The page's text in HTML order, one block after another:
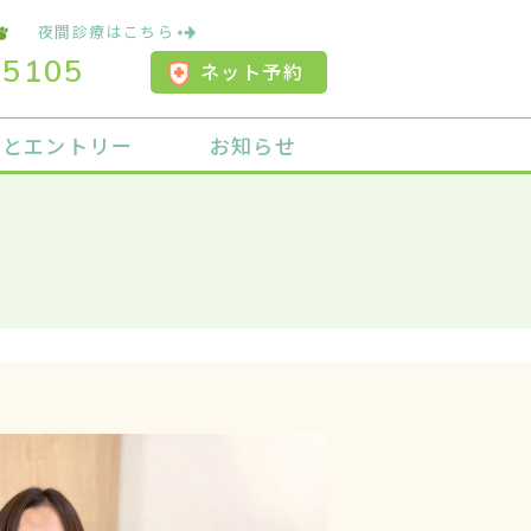
夜間診療はこちら
ネット予約
エントリー お知らせ